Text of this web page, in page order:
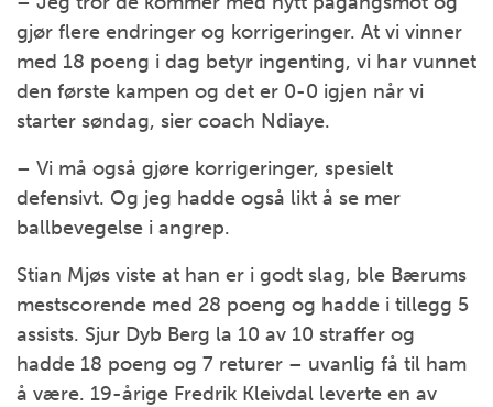
gjør flere endringer og korrigeringer. At vi vinner
med 18 poeng i dag betyr ingenting, vi har vunnet
den første kampen og det er 0-0 igjen når vi
starter søndag, sier coach Ndiaye.
– Vi må også gjøre korrigeringer, spesielt
defensivt. Og jeg hadde også likt å se mer
ballbevegelse i angrep.
Stian Mjøs viste at han er i godt slag, ble Bærums
mestscorende med 28 poeng og hadde i tillegg 5
assists. Sjur Dyb Berg la 10 av 10 straffer og
hadde 18 poeng og 7 returer – uvanlig få til ham
å være. 19-årige Fredrik Kleivdal leverte en av